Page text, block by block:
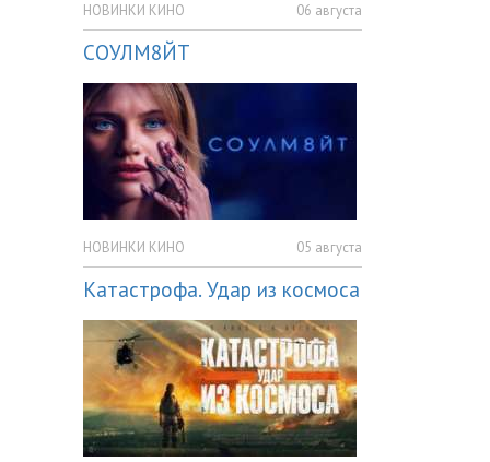
НОВИНКИ КИНО 06 августа
СОУЛМ8ЙТ
НОВИНКИ КИНО 05 августа
Катастрофа. Удар из космоса